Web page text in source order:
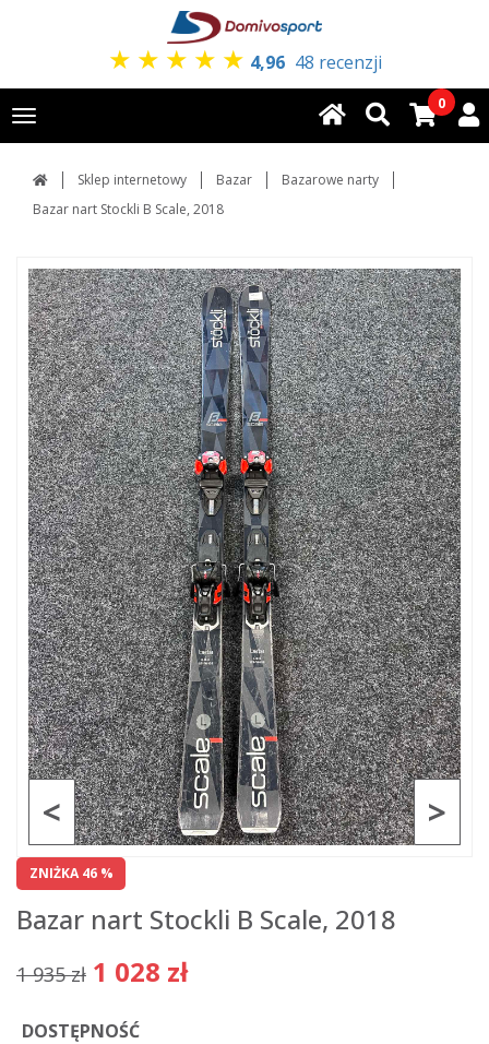
★ ★ ★ ★ ★ 4,96 48 recenzji
Toggle
navigation
0
Sklep internetowy Bazar
Bazarowe narty
Bazar nart Stockli B Scale, 2018
>
<
ZNIŻKA 46 %
Bazar nart Stockli B Scale, 2018
1 935 zł 1 028 zł
DOSTĘPNOŚĆ